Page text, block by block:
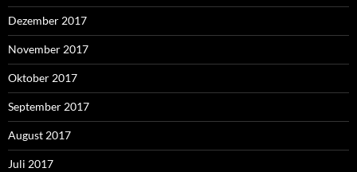
Dezember 2017
November 2017
Oktober 2017
September 2017
August 2017
Juli 2017